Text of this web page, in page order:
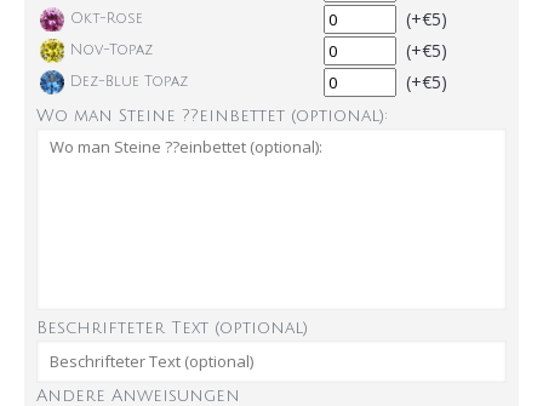
Okt-Rose (+€5)
Nov-Topaz (+€5)
Dez-Blue Topaz (+€5)
Wo man Steine ??einbettet (optional):
Beschrifteter Text (optional)
Andere Anweisungen